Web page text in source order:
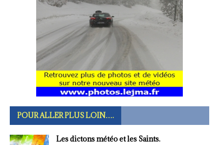
POUR ALLER PLUS LOIN….
Les dictons météo et les Saints.